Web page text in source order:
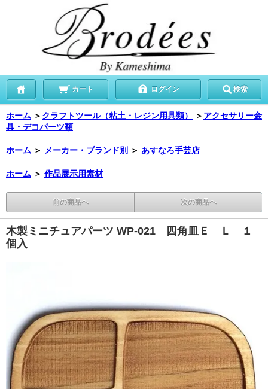
カート ログイン 検索
ホーム ＞ クラフトツール（粘土・レジン用具類） ＞ アクセサリー金
具・デコパーツ類
ホーム ＞ メーカー・ブランド別 ＞ あすなろ手芸店
ホーム ＞ 作品展示用素材
前の商品へ 次の商品へ
木製ミニチュアパーツ WP-021 四角皿Ｅ Ｌ １
個入